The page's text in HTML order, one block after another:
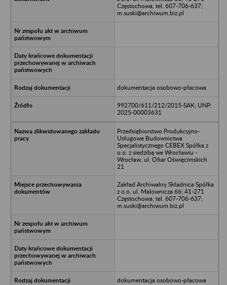
Częstochowa; tel. 607-706-637;
m.suski@archiwum.biz.pl
dokumentacja osobowo-płacowa
992700/611/212/2015-SAK; UNP:
2025-00003631
Przedsiębiorstwo Produkcyjno-
Usługowe Budownictwa
Specjalistycznego CEBEX Spółka z
o.o. z siedzibą we Wrocławiu -
Wrocław, ul. Ofiar Oświęcimskich
21
Zakład Archiwalny Składnica Spółka
z o.o. ul. Malownicza 66; 41-271
Częstochowa; tel. 607-706-637;
m.suski@archiwum.biz.pl
dokumentacja osobowo-płacowa